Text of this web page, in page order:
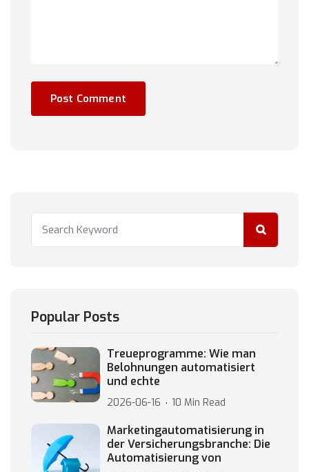
Popular Posts
Treueprogramme: Wie man
Belohnungen automatisiert
und echte
2026-06-16 10 Min Read
Marketingautomatisierung in
der Versicherungsbranche: Die
Automatisierung von